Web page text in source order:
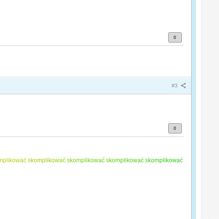
0
#3
0
plikować skomplikować skomplikować skomplikować skomplikować